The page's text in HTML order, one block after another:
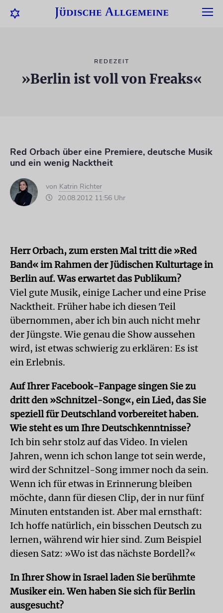
REDEZEIT
»Berlin ist voll von Freaks«
Red Orbach über eine Premiere, deutsche Musik
und ein wenig Nacktheit
von Katrin Richter
20.08.2012 11:56 Uhr
Herr Orbach, zum ersten Mal tritt die »Red
Band« im Rahmen der Jüdischen Kulturtage in
Berlin auf. Was erwartet das Publikum?
Viel gute Musik, einige Lacher und eine Prise
Nacktheit. Früher habe ich diesen Teil
übernommen, aber ich bin auch nicht mehr
der Jüngste. Wie genau die Show aussehen
wird, ist etwas schwierig zu erklären: Es ist
ein Erlebnis.
Auf Ihrer Facebook-Fanpage singen Sie zu
dritt den »Schnitzel-Song«, ein Lied, das Sie
speziell für Deutschland vorbereitet haben.
Wie steht es um Ihre Deutschkenntnisse?
Ich bin sehr stolz auf das Video. In vielen
Jahren, wenn ich schon lange tot sein werde,
wird der Schnitzel-Song immer noch da sein.
Wenn ich für etwas in Erinnerung bleiben
möchte, dann für diesen Clip, der in nur fünf
Minuten entstanden ist. Aber mal ernsthaft:
Ich hoffe natürlich, ein bisschen Deutsch zu
lernen, während wir hier sind. Zum Beispiel
diesen Satz: »Wo ist das nächste Bordell?«
In Ihrer Show in Israel laden Sie berühmte
Musiker ein. Wen haben Sie sich für Berlin
ausgesucht?